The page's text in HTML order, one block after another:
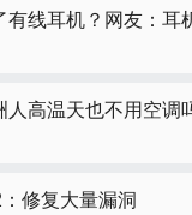
有线耳机？网友：耳
人高温天也不用空调
修复大量漏洞